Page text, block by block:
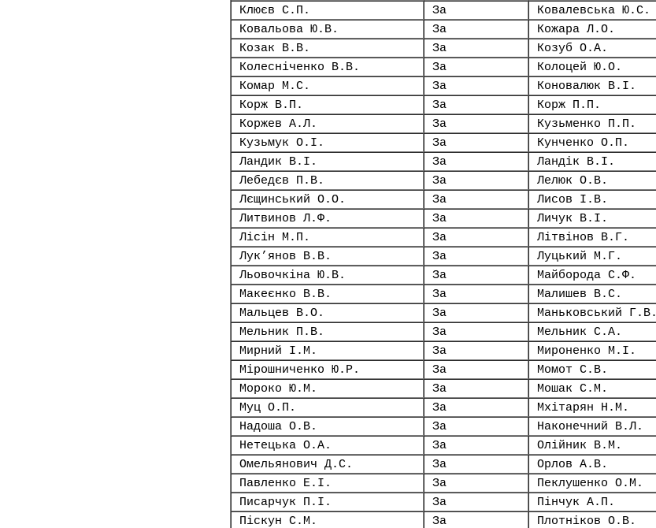
Клюєв С.П.
За Ковалевська Ю.С.
Ковальова Ю.В.
За Кожара Л.О.
Козак В.В.
За Козуб О.А.
Колесніченко В.В.
За Колоцей Ю.О.
Комар М.С.
За Коновалюк В.І.
Корж В.П.
За Корж П.П.
Коржев А.Л.
За Кузьменко П.П.
Кузьмук О.І.
За Кунченко О.П.
Ландик В.І.
За Ландік В.І.
Лебедєв П.В.
За Лелюк О.В.
Лєщинський О.О.
За Лисов І.В.
Литвинов Л.Ф.
За Личук В.І.
Лісін М.П.
За Літвінов В.Г.
Лук’янов В.В.
За Луцький М.Г.
Льовочкіна Ю.В.
За Майборода С.Ф.
Макеєнко В.В.
За Малишев В.С.
Мальцев В.О.
За Маньковський Г.В.
Мельник П.В.
За Мельник С.А.
Мирний І.М.
За Мироненко М.І.
Мірошниченко Ю.Р.
За Момот С.В.
Мороко Ю.М.
За Мошак С.М.
Муц О.П.
За Мхітарян Н.М.
Надоша О.В.
За Наконечний В.Л.
Нетецька О.А.
За Олійник В.М.
Омельянович Д.С.
За Орлов А.В.
Павленко Е.І.
За Пеклушенко О.М.
Писарчук П.І.
За Пінчук А.П.
Піскун С.М.
За Плотніков О.В.